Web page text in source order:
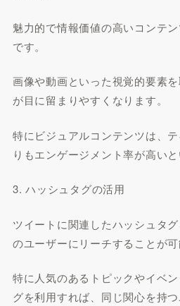
魅力的で情報価値の高いコンテ
です。
画像や動画といった視覚的要素
が目に留まりやすくなります。
特にビジュアルコンテンツは、
りもエンゲージメント率が高い
3. ハッシュタグの活用
ツイートに関連したハッシュタ
のユーザーにリーチすることが可
特に人気のあるトピックやイベ
グを利用すれば、同じ関心を持